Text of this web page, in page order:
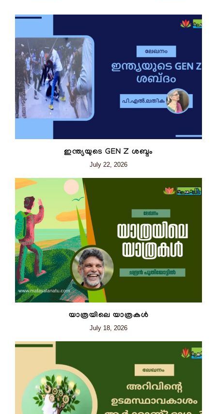
ഇന്ത്യയുടെ GEN Z ശബ്ദം
July 22, 2026
യാത്രയിലെ യാത്രകൾ
July 18, 2026